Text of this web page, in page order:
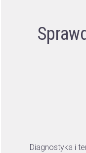
Diagnostyka i